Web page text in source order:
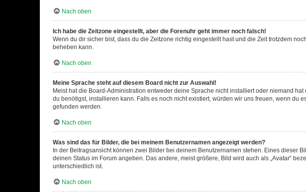
Nach oben
Ich habe die Zeitzone eingestellt, aber die Forenuhr geht immer noch falsch!
Wenn du dir sicher bist, dass du die Zeitzone richtig eingestellt hast und die Zeit trotzdem
beheben kann.
Nach oben
Meine Sprache steht auf diesem Board nicht zur Auswahl!
Meist hat die Board-Administration entweder deine Sprache nicht installiert oder niemand
du benötigst, installieren kann. Falls es noch nicht existiert, würden wir uns freuen, wenn du
gefunden werden.
Nach oben
Was sind das für Bilder, die bei meinem Benutzernamen angezeigt werden?
In der Beitragsansicht können zwei Bilder bei deinem Benutzernamen stehen. Eines dieser
deinen Status im Forum angeben. Das andere, meist größere, Bild wird auch als „Avatar“
unterschiedlich ist.
Nach oben